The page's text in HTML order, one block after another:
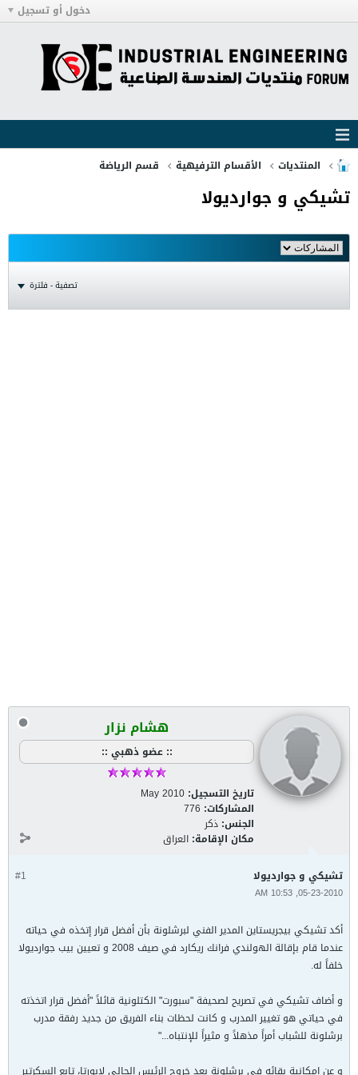
دخول أو تسجيل
المنتديات الأقسام الترفيهية قسم الرياضة
تشيكي و جوارديولا
تصفية - فلترة
هشام نزار
:: عضو ذهبي ::
تاريخ التسجيل: May 2010
المشاركات: 776
الجنس: ذكر
مكان الإقامة: العراق
#1 تشيكي و جوارديولا
05-23-2010, 10:53 AM
أكد تشيكي بيجريستاين المدير الفني لبرشلونة بأن أفضل قرار إتخذه في حياته
عندما قام بإقالة الهولندي فرانك ريكارد في صيف 2008 و تعيين بيب جوارديولا
خلفاً له.
و أضاف تشيكي في تصريح لصحيفة "سبورت" الكتلونية قائلاً "أفضل قرار اتخذته
في حياتي هو تغيير المدرب و كانت لحظات بناء الفريق من جديد رفقة مدرب
برشلونة للشباب أمراً مذهلاً و مثيراً للإنتباه..."
و عن إمكانية بقائه في برشلونة بعد خروج الرئيس الحالي لابورتا، تابع السكرتير